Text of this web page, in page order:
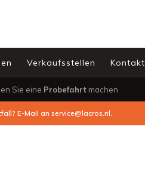
Verkaufsstellen Kontakt
Sie eine Probefahrtmachen
E-Mail an service@lacros.nl.